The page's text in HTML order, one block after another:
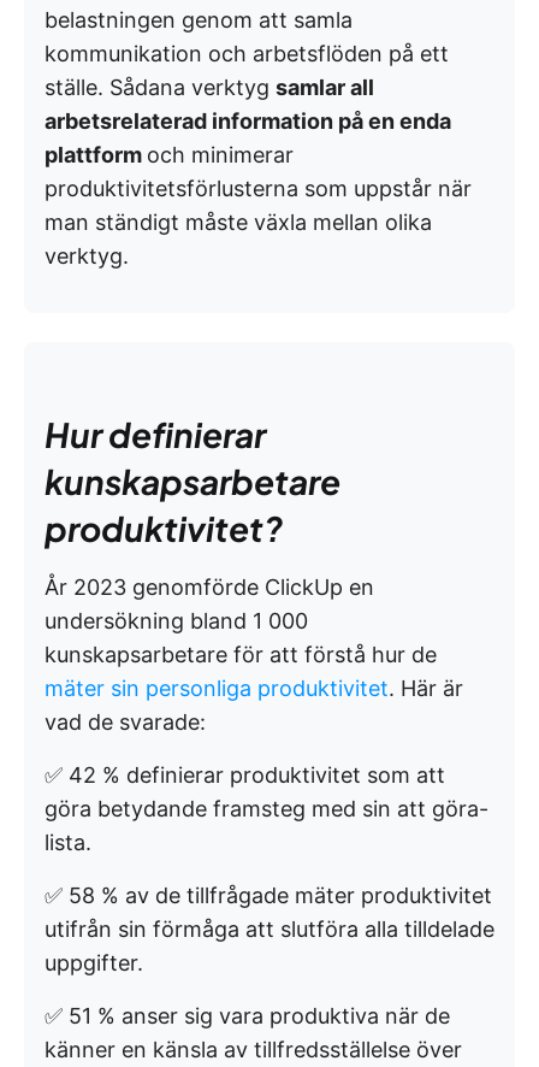
belastningen genom att samla
kommunikation och arbetsflöden på ett
ställe. Sådana verktyg samlar all
arbetsrelaterad information på en enda
plattform och minimerar
produktivitetsförlusterna som uppstår när
man ständigt måste växla mellan olika
verktyg.
Hur definierar
kunskapsarbetare
produktivitet?
År 2023 genomförde ClickUp en
undersökning bland 1 000
kunskapsarbetare för att förstå hur de
mäter sin personliga produktivitet. Här är
vad de svarade:
✅ 42 % definierar produktivitet som att
göra betydande framsteg med sin att göra-
lista.
✅ 58 % av de tillfrågade mäter produktivitet
utifrån sin förmåga att slutföra alla tilldelade
uppgifter.
✅ 51 % anser sig vara produktiva när de
känner en känsla av tillfredsställelse över